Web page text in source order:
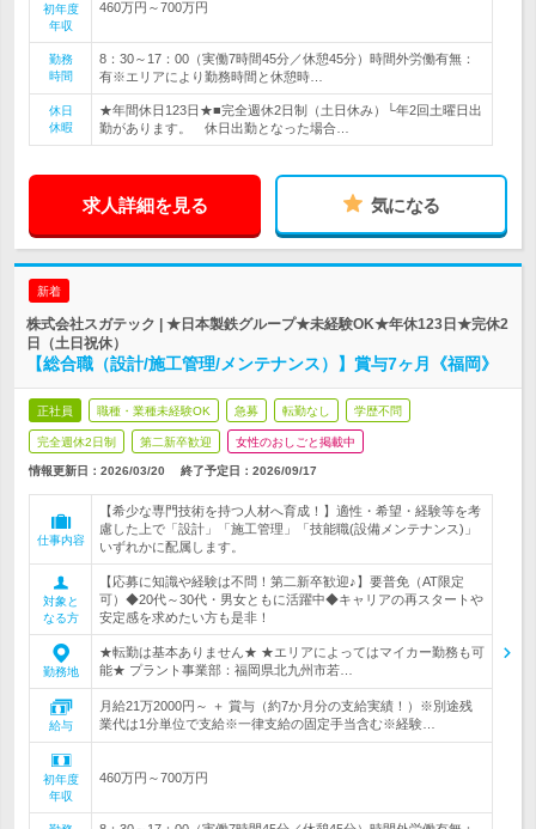
初年度
年収
460万円～700万円
勤務
時間
8：30～17：00（実働7時間45分／休憩45分）時間外労働有無：
有※エリアにより勤務時間と休憩時…
休日
休暇
★年間休日123日★■完全週休2日制（土日休み）└年2回土曜日出
勤があります。 休日出勤となった場合…
求人詳細を見る 気になる
新着
株式会社スガテック | ★日本製鉄グループ★未経験OK★年休123日★完休2
日（土日祝休）
【総合職（設計/施工管理/メンテナンス）】賞与7ヶ月《福岡》
正社員 職種・業種未経験OK 急募 転勤なし 学歴不問
完全週休2日制 第二新卒歓迎 女性のおしごと掲載中
情報更新日：2026/03/20 終了予定日： 2026/09/17
仕事内容
【希少な専門技術を持つ人材へ育成！】適性・希望・経験等を考
慮した上で「設計」「施工管理」「技能職(設備メンテナンス)」
いずれかに配属します。
対象と
なる方
【応募に知識や経験は不問！第二新卒歓迎♪】要普免（AT限定
可）◆20代～30代・男女ともに活躍中◆キャリアの再スタートや
安定感を求めたい方も是非！
勤務地
★転勤は基本ありません★ ★エリアによってはマイカー勤務も可
能★ プラント事業部：福岡県北九州市若…
給与
月給21万2000円～ ＋ 賞与（約7か月分の支給実績！）※別途残
業代は1分単位で支給※一律支給の固定手当含む※経験…
初年度
年収
460万円～700万円